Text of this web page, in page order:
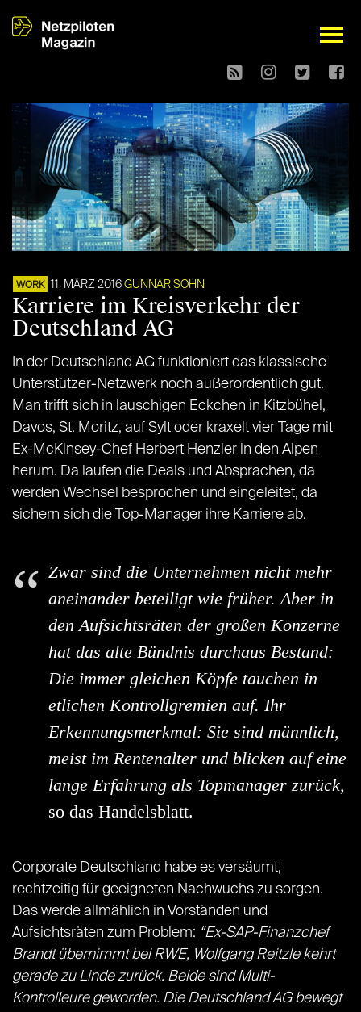
open
WORK 11. MÄRZ 2016 GUNNAR SOHN
Karriere im Kreisverkehr der
Deutschland AG
In der Deutschland AG funktioniert das klassische
Unterstützer-Netzwerk noch außerordentlich gut.
Man trifft sich in lauschigen Eckchen in Kitzbühel,
Davos, St. Moritz, auf Sylt oder kraxelt vier Tage mit
Ex-McKinsey-Chef Herbert Henzler in den Alpen
herum. Da laufen die Deals und Absprachen, da
werden Wechsel besprochen und eingeleitet, da
sichern sich die Top-Manager ihre Karriere ab.
Zwar sind die Unternehmen nicht mehr
aneinander beteiligt wie früher. Aber in
den Aufsichtsräten der großen Konzerne
hat das alte Bündnis durchaus Bestand:
Die immer gleichen Köpfe tauchen in
etlichen Kontrollgremien auf. Ihr
Erkennungsmerkmal: Sie sind männlich,
meist im Rentenalter und blicken auf eine
lange Erfahrung als Topmanager zurück,
so das Handelsblatt.
Corporate Deutschland habe es versäumt,
rechtzeitig für geeigneten Nachwuchs zu sorgen.
Das werde allmählich in Vorständen und
Aufsichtsräten zum Problem: “Ex-SAP-Finanzchef
Brandt übernimmt bei RWE, Wolfgang Reitzle kehrt
gerade zu Linde zurück. Beide sind Multi-
Kontrolleure geworden. Die Deutschland AG bewegt